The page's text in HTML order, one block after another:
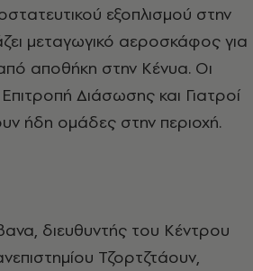
εξοπλισμού στην
μεταγωγικό αεροσκάφος για
αποθήκη στην Κένυα. Οι
Διάσωσης και Γιατροί
ήδη ομάδες στην περιοχή.
διευθυντής του Κέντρου
Τζορτζτάουν,